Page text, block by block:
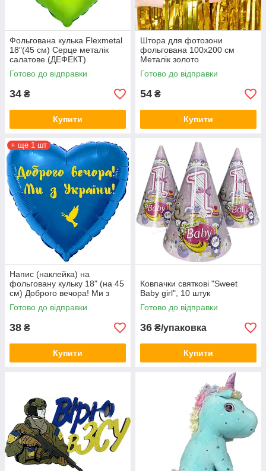
Фольгована кулька Flexmetal
18"(45 см) Серце металік
салатове (ДЕФЕКТ)
Готово до відправки
34 ₴
Купити
Штора для фотозони
фольгована 100х200 см
Металік золото
Готово до відправки
54 ₴
Купити
+ ще 1 шт
Напис (наклейка) на
фольговану кульку 18" (на 45
см) Доброго вечора! Ми з
України! (будь-який колір)
Готово до відправки
38 ₴
Купити
Ковпачки святкові "Sweet
Baby girl", 10 штук
Готово до відправки
36 ₴/упаковка
Купити